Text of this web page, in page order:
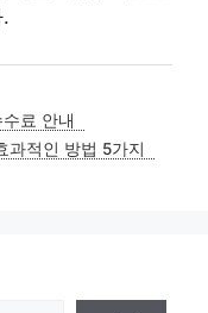
료 안내
과적인 방법 5가지